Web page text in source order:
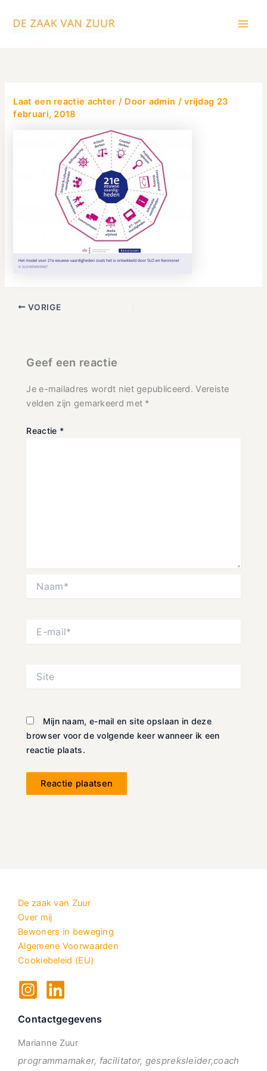
naar
Laat een reactie achter / Door admin /vrijdag 23
februari, 2018
VORIGE
Geef een reactie
Je e-mailadres wordt niet gepubliceerd. Vereiste
velden zijn gemarkeerd met *
Reactie *
mail*
Mijn naam, e-mail en site opslaan in deze
browser voor de volgende keer wanneer ik een
reactie plaats.
De zaak van Zuur
Over mij
Bewoners in beweging
Algemene Voorwaarden
Cookiebeleid (EU)
Contactgegevens
Marianne Zuur
programmamaker, facilitator, gespreksleider,coach